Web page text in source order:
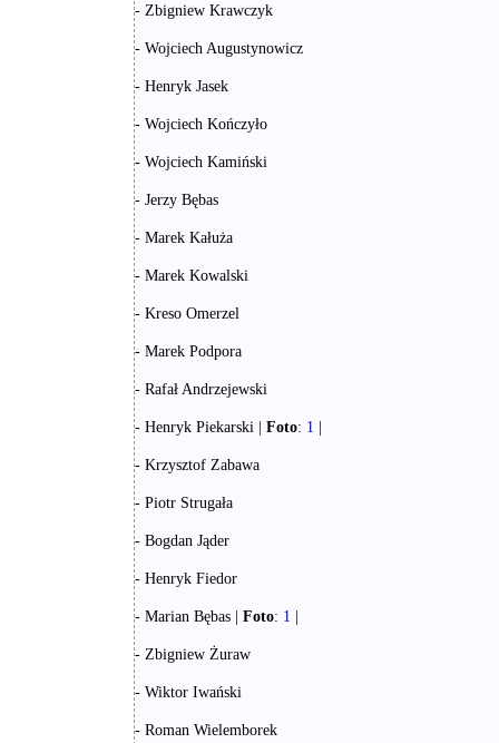
- Zbigniew Krawczyk
- Wojciech Augustynowicz
- Henryk Jasek
- Wojciech Kończyło
- Wojciech Kamiński
- Jerzy Bębas
- Marek Kałuża
- Marek Kowalski
- Kreso Omerzel
- Marek Podpora
- Rafał Andrzejewski
- Henryk Piekarski | Foto: 1 |
- Krzysztof Zabawa
- Piotr Strugała
- Bogdan Jąder
- Henryk Fiedor
- Marian Bębas | Foto: 1 |
- Zbigniew Żuraw
- Wiktor Iwański
- Roman Wielemborek